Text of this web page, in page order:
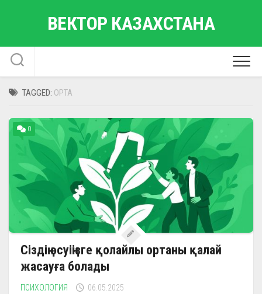
ВЕКТОР КАЗАХСТАНА
TAGGED: ОРТА
0
Сіздің өсуіңізге қолайлы ортаны қалай
жасауға болады
ПСИХОЛОГИЯ 06.05.2025